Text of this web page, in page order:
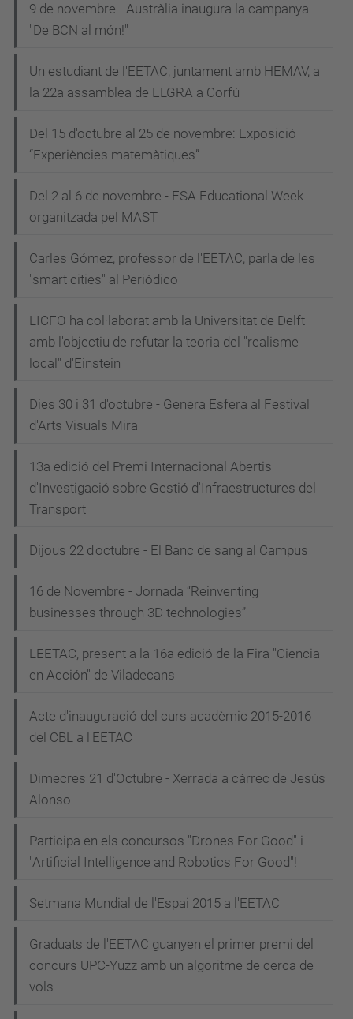
9 de novembre - Austràlia inaugura la campanya
"De BCN al món!"
Un estudiant de l'EETAC, juntament amb HEMAV, a
la 22a assamblea de ELGRA a Corfú
Del 15 d'octubre al 25 de novembre: Exposició
“Experiències matemàtiques”
Del 2 al 6 de novembre - ESA Educational Week
organitzada pel MAST
Carles Gómez, professor de l'EETAC, parla de les
"smart cities" al Periódico
L'ICFO ha col·laborat amb la Universitat de Delft
amb l'objectiu de refutar la teoria del "realisme
local" d'Einstein
Dies 30 i 31 d'octubre - Genera Esfera al Festival
d'Arts Visuals Mira
13a edició del Premi Internacional Abertis
d'Investigació sobre Gestió d'Infraestructures del
Transport
Dijous 22 d'octubre - El Banc de sang al Campus
16 de Novembre - Jornada “Reinventing
businesses through 3D technologies”
L'EETAC, present a la 16a edició de la Fira "Ciencia
en Acción" de Viladecans
Acte d'inauguració del curs acadèmic 2015-2016
del CBL a l'EETAC
Dimecres 21 d'Octubre - Xerrada a càrrec de Jesús
Alonso
Participa en els concursos "Drones For Good" i
"Artificial Intelligence and Robotics For Good"!
Setmana Mundial de l'Espai 2015 a l'EETAC
Graduats de l'EETAC guanyen el primer premi del
concurs UPC-Yuzz amb un algoritme de cerca de
vols